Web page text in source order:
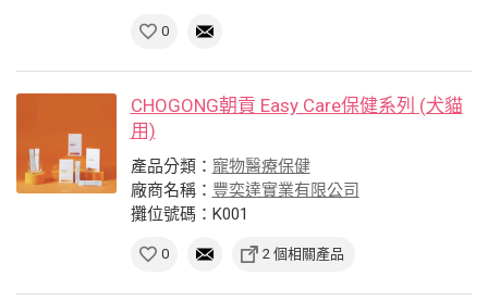
0
CHOGONG朝貢 Easy Care保健系列 (犬貓
用)
產品分類： 寵物醫療保健
廠商名稱： 豐奕達實業有限公司
攤位號碼：K001
0 2 個相關產品